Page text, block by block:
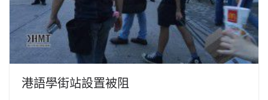
港語學街站設置被阻